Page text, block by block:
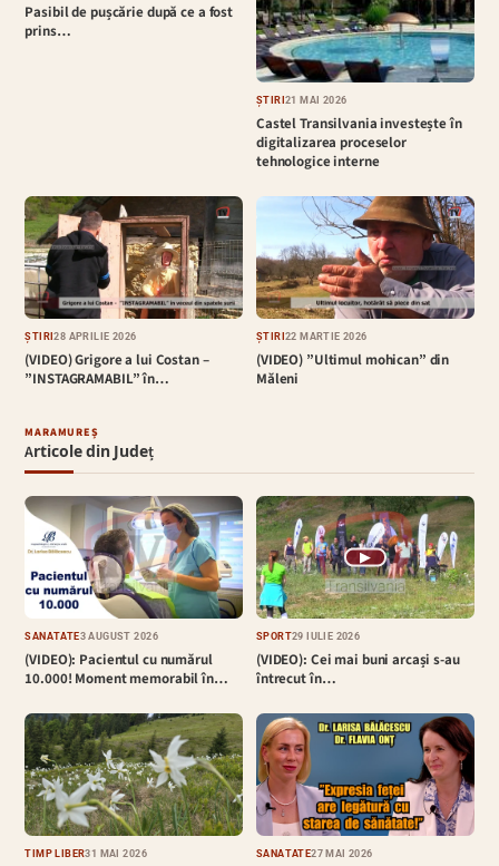
Pasibil de pușcărie după ce a fost
prins…
ȘTIRI21 MAI 2026
Castel Transilvania investește în
digitalizarea proceselor
tehnologice interne
ȘTIRI28 APRILIE 2026
(VIDEO) Grigore a lui Costan –
”INSTAGRAMABIL” în…
ȘTIRI22 MARTIE 2026
(VIDEO) ”Ultimul mohican” din
Măleni
MARAMUREȘ
Articole din Județ
SĂNĂTATE3 AUGUST 2026
(VIDEO): Pacientul cu numărul
10.000! Moment memorabil în…
▶
SPORT29 IULIE 2026
(VIDEO): Cei mai buni arcași s-au
întrecut în…
TIMP LIBER31 MAI 2026 SĂNĂTATE27 MAI 2026